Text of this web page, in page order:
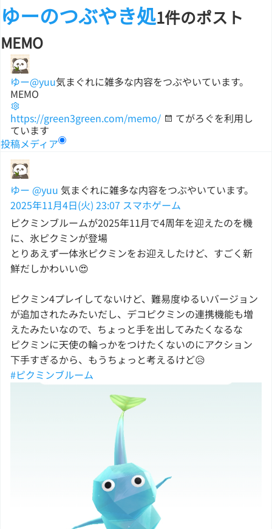
ゆーのつぶやき処1件のポスト
MEMO
ゆー@yuu気まぐれに雑多な内容をつぶやいています。
MEMO
https://green3green.com/memo/
てがろぐを利用し
ています
投稿メディア
ゆー @yuu 気まぐれに雑多な内容をつぶやいています。
2025年11月4日(火) 23:07 スマホゲーム
ピクミンブルームが2025年11月で4周年を迎えたのを機
に、氷ピクミンが登場
とりあえず一体氷ピクミンをお迎えしたけど、すごく新
鮮だしかわいい😍
ピクミン4プレイしてないけど、難易度ゆるいバージョン
が追加されたみたいだし、デコピクミンの連携機能も増
えたみたいなので、ちょっと手を出してみたくなるな
ピクミンに天使の輪っかをつけたくないのにアクション
下手すぎるから、もうちょっと考えるけど😥
#ピクミンブルーム